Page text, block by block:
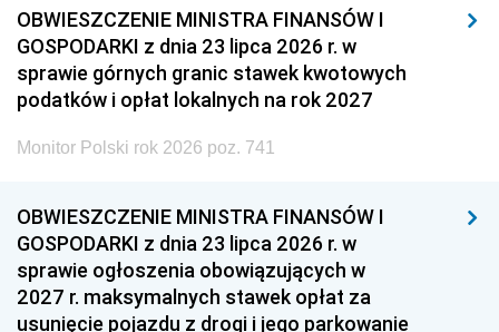
OBWIESZCZENIE MINISTRA FINANSÓW I
GOSPODARKI z dnia 23 lipca 2026 r. w
sprawie górnych granic stawek kwotowych
podatków i opłat lokalnych na rok 2027
Monitor Polski rok 2026 poz. 741
OBWIESZCZENIE MINISTRA FINANSÓW I
GOSPODARKI z dnia 23 lipca 2026 r. w
sprawie ogłoszenia obowiązujących w
2027 r. maksymalnych stawek opłat za
usunięcie pojazdu z drogi i jego parkowanie